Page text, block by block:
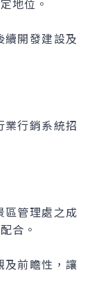
地位。
開發建設及
行銷系統招
管理處之成
合。
前瞻性，讓